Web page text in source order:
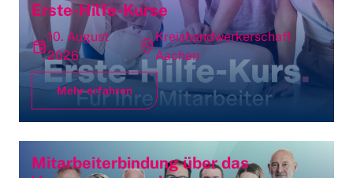
Erste-Hilfe-Kurse
10. August
2026
Kreishandwerkerschaft
Aachen
Mehr erfahren
Mitarbeiterbindung über das